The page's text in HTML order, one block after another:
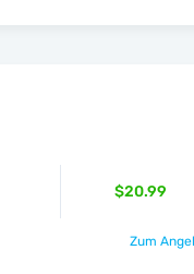
$20.99
Zum